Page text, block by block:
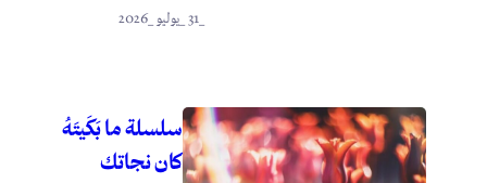
سلسلة ما بَكَيتَهُ
كان نجاتك